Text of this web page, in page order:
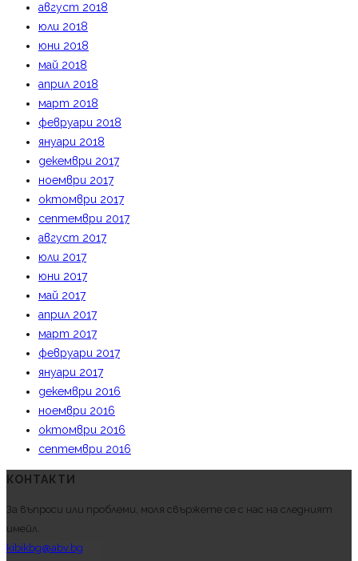
август 2018
юли 2018
юни 2018
май 2018
април 2018
март 2018
февруари 2018
януари 2018
декември 2017
ноември 2017
октомври 2017
септември 2017
август 2017
юли 2017
юни 2017
май 2017
април 2017
март 2017
февруари 2017
януари 2017
декември 2016
ноември 2016
октомври 2016
септември 2016
КОНТАКТИ
За въпроси или проблеми, моля свържете се с нас на следният
имейл.
kibikbg@abv.bg